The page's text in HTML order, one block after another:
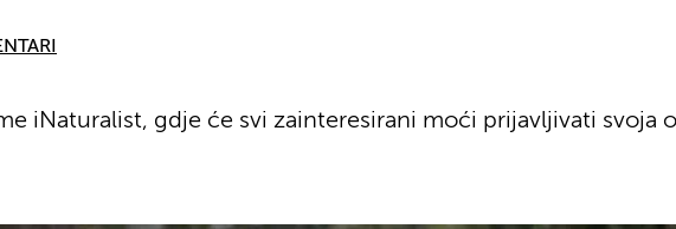
iNaturalist, gdje će svi zainteresirani moći prijavljivati svoja